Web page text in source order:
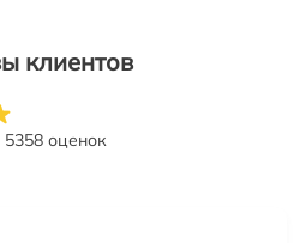
клиентов
5358 оценок